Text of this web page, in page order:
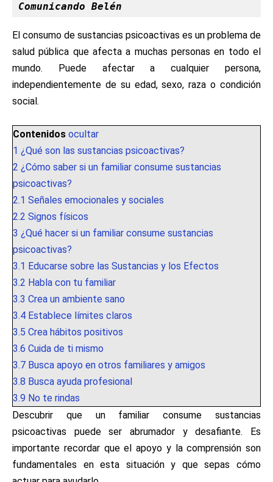
Comunicando Belén
El consumo de sustancias psicoactivas es un problema de
salud pública que afecta a muchas personas en todo el
mundo. Puede afectar a cualquier persona,
independientemente de su edad, sexo, raza o condición
social.
Contenidos ocultar
1 ¿Qué son las sustancias psicoactivas?
2 ¿Cómo saber si un familiar consume sustancias
psicoactivas?
2.1 Señales emocionales y sociales
2.2 Signos físicos
3 ¿Qué hacer si un familiar consume sustancias
psicoactivas?
3.1 Educarse sobre las Sustancias y los Efectos
3.2 Habla con tu familiar
3.3 Crea un ambiente sano
3.4 Establece límites claros
3.5 Crea hábitos positivos
3.6 Cuida de ti mismo
3.7 Busca apoyo en otros familiares y amigos
3.8 Busca ayuda profesional
3.9 No te rindas
Descubrir que un familiar consume sustancias
psicoactivas puede ser abrumador y desafiante. Es
importante recordar que el apoyo y la comprensión son
fundamentales en esta situación y que sepas cómo